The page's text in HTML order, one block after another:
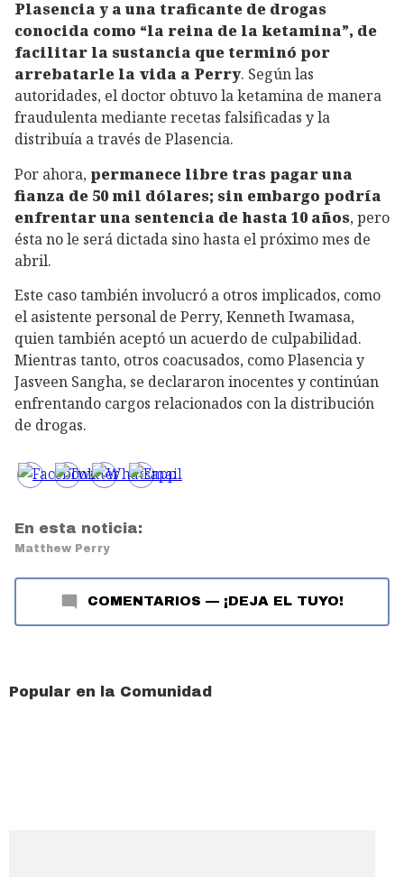
Plasencia y a una traficante de drogas
conocida como “la reina de la ketamina”, de
facilitar la sustancia que terminó por
arrebatarle la vida a Perry. Según las
autoridades, el doctor obtuvo la ketamina de manera
fraudulenta mediante recetas falsificadas y la
distribuía a través de Plasencia.
Por ahora, permanece libre tras pagar una
fianza de 50 mil dólares; sin embargo podría
enfrentar una sentencia de hasta 10 años, pero
ésta no le será dictada sino hasta el próximo mes de
abril.
Este caso también involucró a otros implicados, como
el asistente personal de Perry, Kenneth Iwamasa,
quien también aceptó un acuerdo de culpabilidad.
Mientras tanto, otros coacusados, como Plasencia y
Jasveen Sangha, se declararon inocentes y continúan
enfrentando cargos relacionados con la distribución
de drogas.
En esta noticia:
Matthew Perry
COMENTARIOS — ¡DEJA EL TUYO!
Popular en la Comunidad